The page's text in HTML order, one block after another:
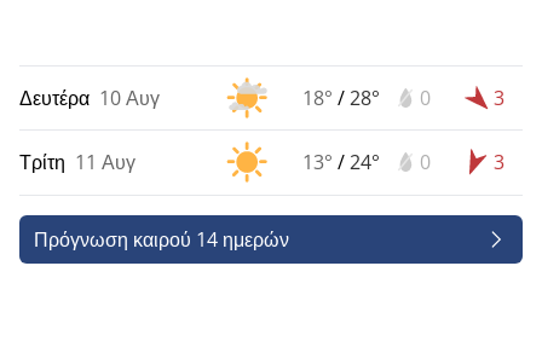
Δευτέρα 10 Αυγ 18° /28° 0 3
Τρίτη 11 Αυγ 13° /24° 0 3
Πρόγνωση καιρού 14 ημερών